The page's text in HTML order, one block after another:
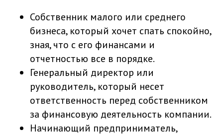
Собственник малого или среднего
бизнеса, который хочет спать спокойно,
зная, что с его финансами и
отчетностью все в порядке.
Генеральный директор или
руководитель, который несет
ответственность перед собственником
за финансовую деятельность компании.
Начинающий предприниматель,